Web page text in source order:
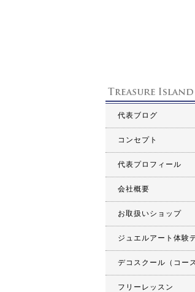
代表ブログ
コンセプト
代表プロフィール
会社概要
お取扱いショップ
ジュエルアート体験
デコスクール（コー
フリーレッスン